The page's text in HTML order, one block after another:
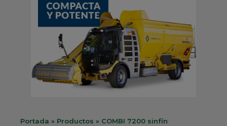
Portada » Productos » COMBI 7200 sinfín